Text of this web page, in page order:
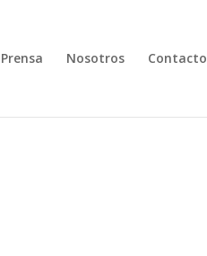
Prensa Nosotros Contacto